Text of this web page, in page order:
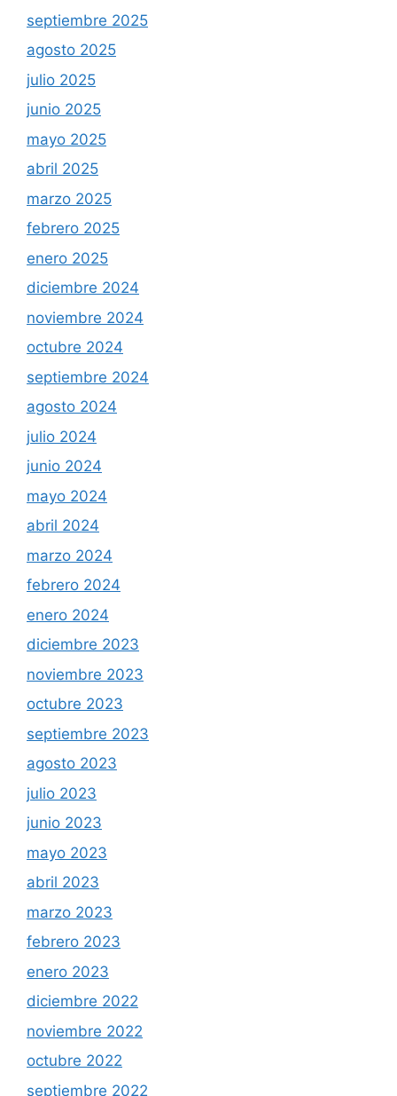
septiembre 2025
agosto 2025
julio 2025
junio 2025
mayo 2025
abril 2025
marzo 2025
febrero 2025
enero 2025
diciembre 2024
noviembre 2024
octubre 2024
septiembre 2024
agosto 2024
julio 2024
junio 2024
mayo 2024
abril 2024
marzo 2024
febrero 2024
enero 2024
diciembre 2023
noviembre 2023
octubre 2023
septiembre 2023
agosto 2023
julio 2023
junio 2023
mayo 2023
abril 2023
marzo 2023
febrero 2023
enero 2023
diciembre 2022
noviembre 2022
octubre 2022
septiembre 2022